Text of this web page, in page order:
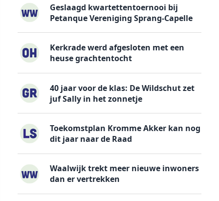
Geslaagd kwartettentoernooi bij
Petanque Vereniging Sprang-Capelle
Kerkrade werd afgesloten met een
heuse grachtentocht
40 jaar voor de klas: De Wildschut zet
juf Sally in het zonnetje
Toekomstplan Kromme Akker kan nog
dit jaar naar de Raad
Waalwijk trekt meer nieuwe inwoners
dan er vertrekken